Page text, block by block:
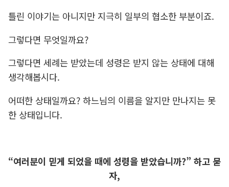
틀린 이야기는 아니지만 지극히 일부의 협소한 부분이죠.
그렇다면 무엇일까요?
그렇다면 세례는 받았는데 성령은 받지 않는 상태에 대해
생각해봅시다.
어떠한 상태일까요? 하느님의 이름을 알지만 만나지는 못
한 상태입니다.
“여러분이 믿게 되었을 때에 성령을 받았습니까?” 하고 묻
자,